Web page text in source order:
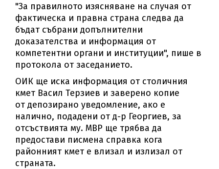
"За правилното изясняване на случая от
фактическа и правна страна следва да
бъдат събрани допълнителни
доказателства и информация от
компетентни органи и институции", пише в
протокола от заседанието.
ОИК ще иска информация от столичния
кмет Васил Терзиев и заверено копие
от депозирано уведомление, ако е
налично, подадени от д-р Георгиев, за
отсъствията му. МВР ще трябва да
предостави писмена справка кога
районният кмет е влизал и излизал от
страната.